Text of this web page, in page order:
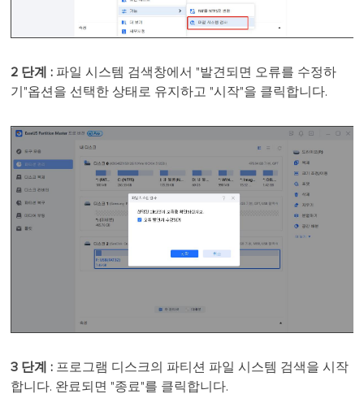
2 단계 : 파일 시스템 검색창에서 "발견되면 오류를 수정하
기"옵션을 선택한 상태로 유지하고 "시작"을 클릭합니다.
3 단계 : 프로그램 디스크의 파티션 파일 시스템 검색을 시작
합니다. 완료되면 "종료"를 클릭합니다.